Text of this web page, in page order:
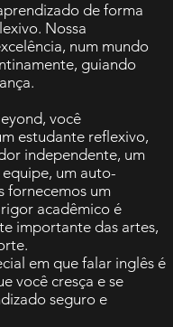
de forma
Nossa
num mundo
guiando
você
estudante reflexivo,
independente, um
um auto-
fornecemos um
acadêmico é
importante das artes,
em que falar inglês é
você cresça e se
seguro e